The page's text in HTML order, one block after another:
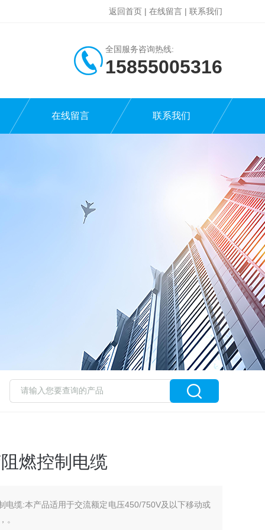
返回首页 | 在线留言 | 联系我们
全国服务咨询热线:
15855005316
在线留言 联系我们
燃控制电缆
电缆:本产品适用于交流额定电压450/750V及以下移动或
。